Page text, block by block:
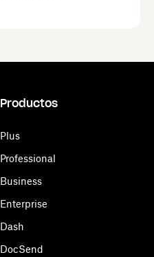
Productos
Plus
Professional
Business
Enterprise
Dash
DocSend